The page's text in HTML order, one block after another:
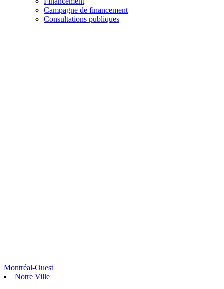
Campagne de financement
Consultations publiques
Montréal-Ouest
Notre Ville